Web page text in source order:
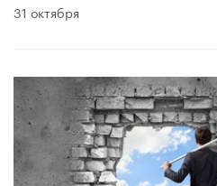
31 октября